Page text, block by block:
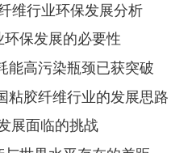
维行业环保发展分析
保发展的必要性
能高污染瓶颈已获突破
粘胶纤维行业的发展思路
展面临的挑战